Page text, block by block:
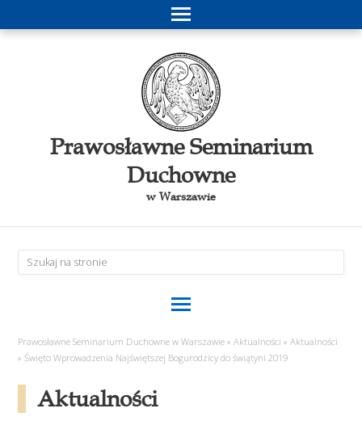
Prawosławne Seminarium
Duchowne
w Warszawie
Prawosławne Seminarium Duchowne w Warszawie »Aktualności »Aktualności
» Święto Wprowadzenia Najświętszej Bogurodzicy do świątyni 2019
Aktualności